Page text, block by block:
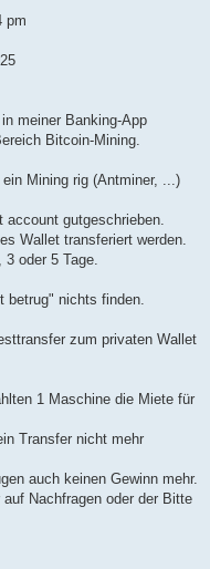
pm
meiner Banking-App
Bitcoin-Mining.
Mining rig (Antminer, ...)
account gutgeschrieben.
Wallet transferiert werden.
3 oder 5 Tage.
betrug" nichts finden.
zum privaten Wallet
1 Maschine die Miete für
Transfer nicht mehr
auch keinen Gewinn mehr.
Nachfragen oder der Bitte